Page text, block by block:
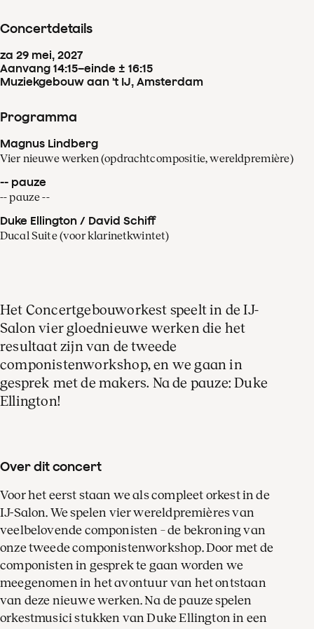
Concertdetails
za 29 mei, 2027
Aanvang 14:15–einde ± 16:15
Muziekgebouw aan 't IJ, Amsterdam
Programma
Magnus Lindberg
Vier nieuwe werken (opdrachtcompositie, wereldpremière)
-- pauze
-- pauze --
Duke Ellington / David Schiff
Ducal Suite (voor klarinetkwintet)
Het Concertgebouworkest speelt in de IJ-
Salon vier gloednieuwe werken die het
resultaat zijn van de tweede
componistenworkshop, en we gaan in
gesprek met de makers. Na de pauze: Duke
Ellington!
Over dit concert
Voor het eerst staan we als compleet orkest in de
IJ-Salon. We spelen vier wereldpremières van
veelbelovende componisten – de bekroning van
onze tweede componistenworkshop. Door met de
componisten in gesprek te gaan worden we
meegenomen in het avontuur van het ontstaan
van deze nieuwe werken. Na de pauze spelen
orkestmusici stukken van Duke Ellington in een